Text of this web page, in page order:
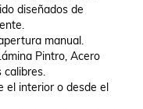
diseñados de
manual.
Pintro, Acero
calibres.
el interior o desde el